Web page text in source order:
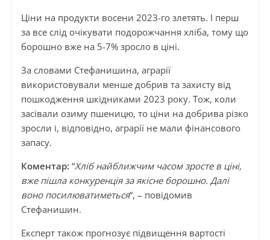
Ціни на продукти восени 2023-го злетять. І перш
за все слід очікувати подорожчання хліба, тому що
борошно вже на 5-7% зросло в ціні.
За словами Стефанишина, аграрії
використовували менше добрив та захисту від
пошкодження шкідниками 2023 року. Тож, коли
засівали озиму пшеницю, то ціни на добрива різко
зросли і, відповідно, аграрії не мали фінансового
запасу.
Коментар: “Хліб найближчим часом зросте в ціні,
вже пішла конкуренція за якісне борошно. Далі
воно посилюватиметься“, – повідомив
Стефанишин.
Експерт також прогнозує підвищення вартості